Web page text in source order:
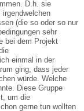
D.h. sie
(die so oder so nur
sehr
bei dem Projekt
einmal in der
ging, dass jeder
würde. Welche
Diese Gruppe
um die
gerne tun wollten